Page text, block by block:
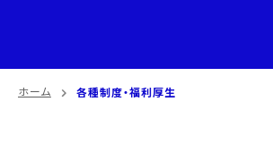
ホーム 各種制度・福利厚生